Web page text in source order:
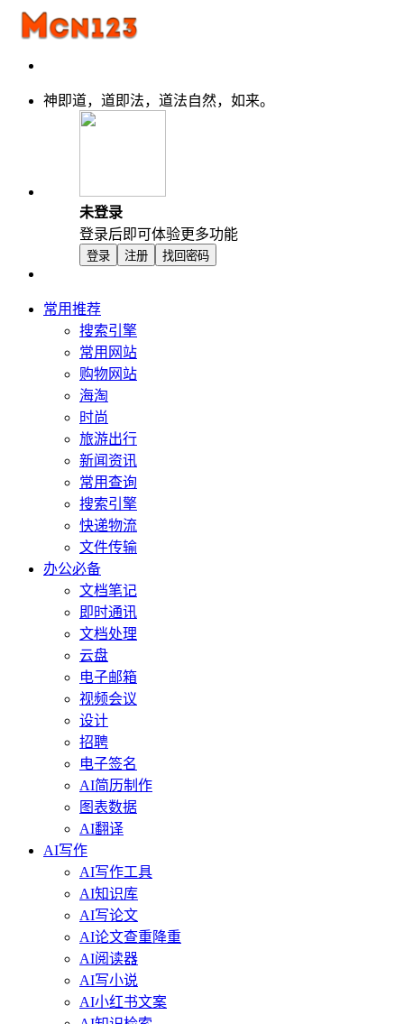
神即道，道即法，道法自然，如来。
未登录
登录后即可体验更多功能
登录 注册 找回密码
常用推荐
搜索引擎
常用网站
购物网站
海淘
时尚
旅游出行
新闻资讯
常用查询
搜索引擎
快递物流
文件传输
办公必备
文档笔记
即时通讯
文档处理
云盘
电子邮箱
视频会议
设计
招聘
电子签名
AI简历制作
图表数据
AI翻译
AI写作
AI写作工具
AI知识库
AI写论文
AI论文查重降重
AI阅读器
AI写小说
AI小红书文案